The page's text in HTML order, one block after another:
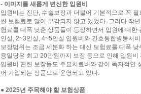
- 이미지를 새롭게 변신한 입원비
입원비는 진단, 수술보장과 더불어 기본적으로 꼭
싼 보험료로 많이 부각되지 않고 있었다. 그러다 작
험료를 대폭 낮춘 상품들이 등장하면서 입원에 대
인실, 2~3인실, 4~5인실 입원비와 간호통합병동서
보장범위는 조금 세분화 하는 대신 보험료를 대폭
용일당은 최고 20만원까지 보장 등으로 인해 입원
입원비 관련 보장들도 주요치료비와 같이 독자적인
어 가입되는 상품으로 운영되고 있다.
● 2025년 주목해야 할 보험상품